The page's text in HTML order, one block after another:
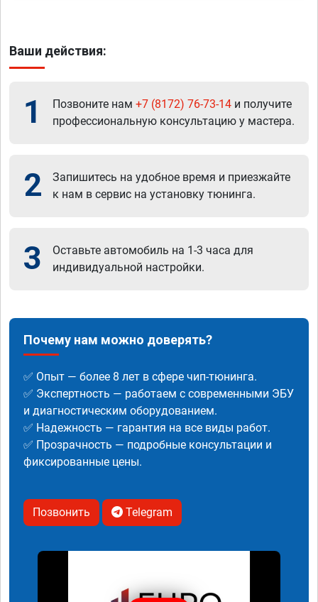
Ваши действия:
1 Позвоните нам +7 (8172) 76-73-14 и получите
профессиональную консультацию у мастера.
2
Запишитесь на удобное время и приезжайте
к нам в сервис на установку тюнинга.
3
Оставьте автомобиль на 1-3 часа для
индивидуальной настройки.
Почему нам можно доверять?
✅ Опыт — более 8 лет в сфере чип-тюнинга.
✅ Экспертность — работаем с современными ЭБУ
и диагностическим оборудованием.
✅ Надежность — гарантия на все виды работ.
✅ Прозрачность — подробные консультации и
фиксированные цены.
Позвонить Telegram